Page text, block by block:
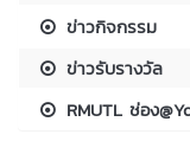
ข่าวกิจกรรม
ข่าวรับรางวัล
RMUTL ช่อง